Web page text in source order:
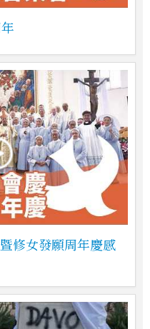
修女發願周年慶感